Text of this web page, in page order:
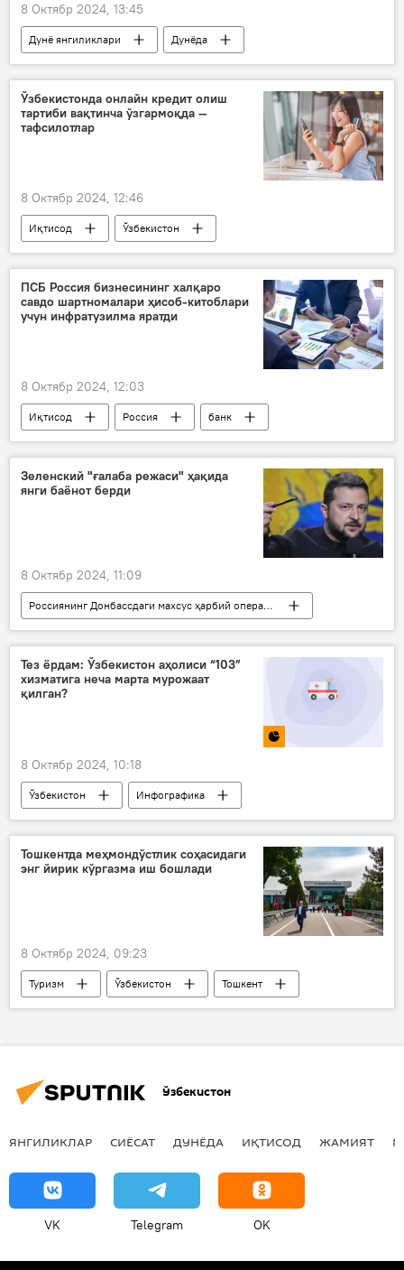
8 Октябр 2024, 13:45
Дунё янгиликлари
Дунёда
АҚШ
Эрон душман
Ўзбекистонда онлайн кредит олиш
тартиби вақтинча ўзгармоқда —
тафсилотлар
8 Октябр 2024, 12:46
Иқтисод
Ўзбекистон
Марказий банк
кредит банк
ПСБ Россия бизнесининг халқаро
савдо шартномалари ҳисоб-китоблари
учун инфратузилма яратди
8 Октябр 2024, 12:03
Иқтисод Россия банк
Зеленский "ғалаба режаси" ҳақида
янги баёнот берди
8 Октябр 2024, 11:09
Россиянинг Донбассдаги махсус ҳарбий операцияси
Дунё янгиликлари
Дунёда
Украина
Владимир Зеленский
Ғарб
Тез ёрдам: Ўзбекистон аҳолиси “103”
хизматига неча марта мурожаат
қилган?
8 Октябр 2024, 10:18
Ўзбекистон
Инфографика
тез ёрдам машинаси
тиббиёт муассаси
Тошкентда меҳмондўстлик соҳасидаги
энг йирик кўргазма иш бошлади
8 Октябр 2024, 09:23
Туризм Ўзбекистон
Тошкент
меҳмонхона
кўргазма
Ўзбекистон
ЯНГИЛИКЛАР СИЁСАТ ДУНЁДА ИҚТИСОД ЖАМИЯТ
VK Telegram OK